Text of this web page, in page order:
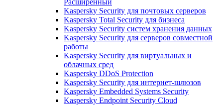
Расширенный
Kaspersky Security для почтовых серверов
Kaspersky Total Security для бизнеса
Kaspersky Security систем хранения данных
Kaspersky Security для серверов совместной
работы
Kaspersky Security для виртуальных и
облачных сред
Kaspersky DDoS Protection
Kaspersky Security для интернет-шлюзов
Kaspersky Embedded Systems Security
Kaspersky Endpoint Security Cloud